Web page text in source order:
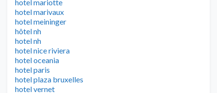
hotel mariotte
hotel marivaux
hotel meininger
hôtel nh
hotel nh
hotel nice riviera
hotel oceania
hotel paris
hotel plaza bruxelles
hotel vernet